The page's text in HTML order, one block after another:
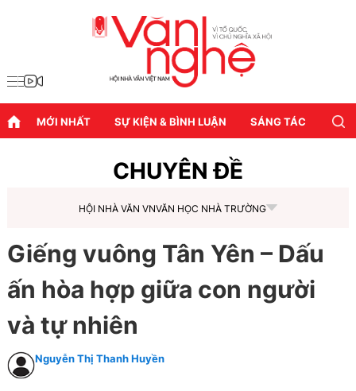
MỚI NHẤT SỰ KIỆN & BÌNH LUẬN SÁNG TÁC
CHUYÊN ĐỀ
HỘI NHÀ VĂN VNVĂN HỌC NHÀ TRƯỜNG
Giếng vuông Tân Yên – Dấu
ấn hòa hợp giữa con người
và tự nhiên
Nguyễn Thị Thanh Huyền